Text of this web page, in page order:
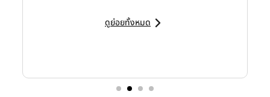
ดูย่อยทั้งหมด